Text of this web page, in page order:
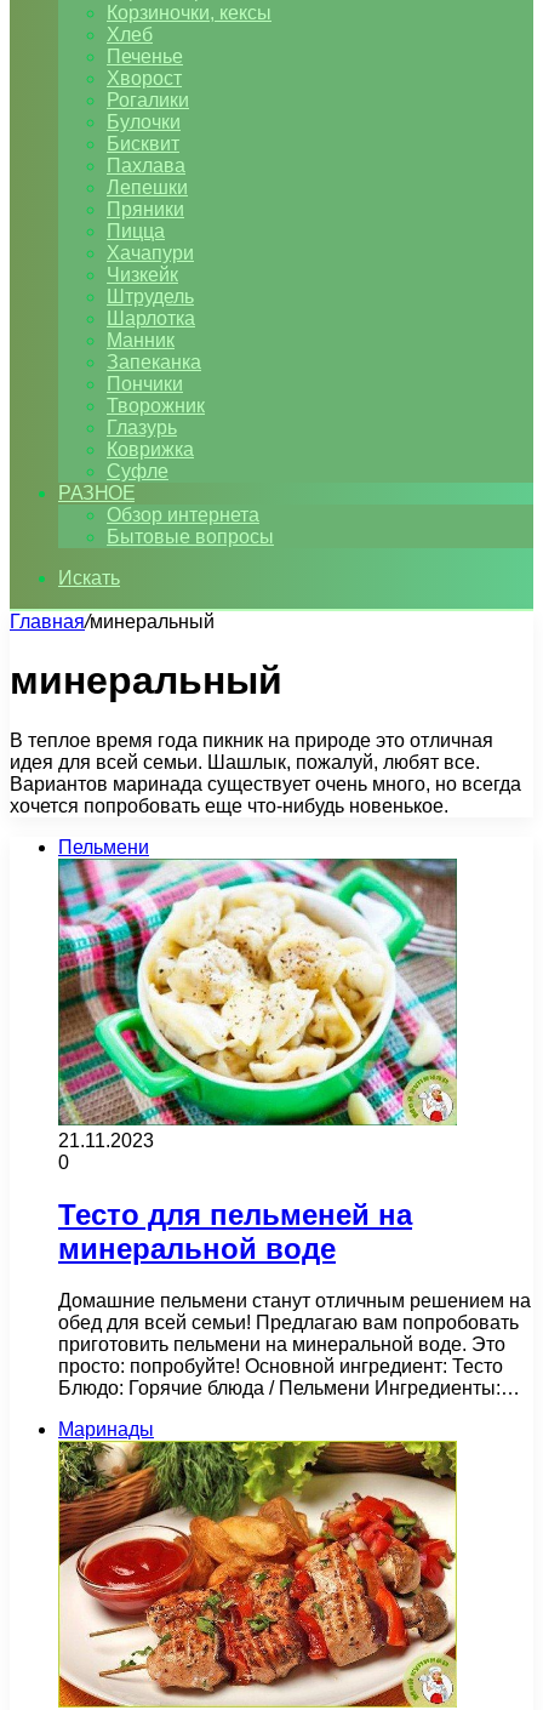
Корзиночки, кексы
Хлеб
Печенье
Хворост
Рогалики
Булочки
Бисквит
Пахлава
Лепешки
Пряники
Пицца
Хачапури
Чизкейк
Штрудель
Шарлотка
Манник
Запеканка
Пончики
Творожник
Глазурь
Коврижка
Суфле
РАЗНОЕ
Обзор интернета
Бытовые вопросы
Искать
Главная/минеральный
минеральный
В теплое время года пикник на природе это отличная
идея для всей семьи. Шашлык, пожалуй, любят все.
Вариантов маринада существует очень много, но всегда
хочется попробовать еще что-нибудь новенькое.
Пельмени
21.11.2023
0
Тесто для пельменей на
минеральной воде
Домашние пельмени станут отличным решением на
обед для всей семьи! Предлагаю вам попробовать
приготовить пельмени на минеральной воде. Это
просто: попробуйте! Основной ингредиент: Тесто
Блюдо: Горячие блюда / Пельмени Ингредиенты:…
Маринады